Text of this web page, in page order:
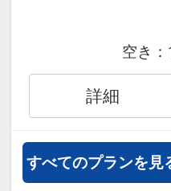
フライトは
JALグループ
ル50%貯まり
オプションで
通・体験プラ
約）が可能な
【食事のご内
フェニックス
空き：
詳細
すべてのプランを見